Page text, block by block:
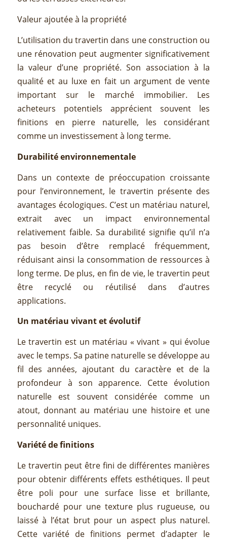
Valeur ajoutée à la propriété
L’utilisation du travertin dans une construction ou
une rénovation peut augmenter significativement
la valeur d’une propriété. Son association à la
qualité et au luxe en fait un argument de vente
important sur le marché immobilier. Les
acheteurs potentiels apprécient souvent les
finitions en pierre naturelle, les considérant
comme un investissement à long terme.
Durabilité environnementale
Dans un contexte de préoccupation croissante
pour l’environnement, le travertin présente des
avantages écologiques. C’est un matériau naturel,
extrait avec un impact environnemental
relativement faible. Sa durabilité signifie qu’il n’a
pas besoin d’être remplacé fréquemment,
réduisant ainsi la consommation de ressources à
long terme. De plus, en fin de vie, le travertin peut
être recyclé ou réutilisé dans d’autres
applications.
Un matériau vivant et évolutif
Le travertin est un matériau « vivant » qui évolue
avec le temps. Sa patine naturelle se développe au
fil des années, ajoutant du caractère et de la
profondeur à son apparence. Cette évolution
naturelle est souvent considérée comme un
atout, donnant au matériau une histoire et une
personnalité uniques.
Variété de finitions
Le travertin peut être fini de différentes manières
pour obtenir différents effets esthétiques. Il peut
être poli pour une surface lisse et brillante,
bouchardé pour une texture plus rugueuse, ou
laissé à l’état brut pour un aspect plus naturel.
Cette variété de finitions permet d’adapter le